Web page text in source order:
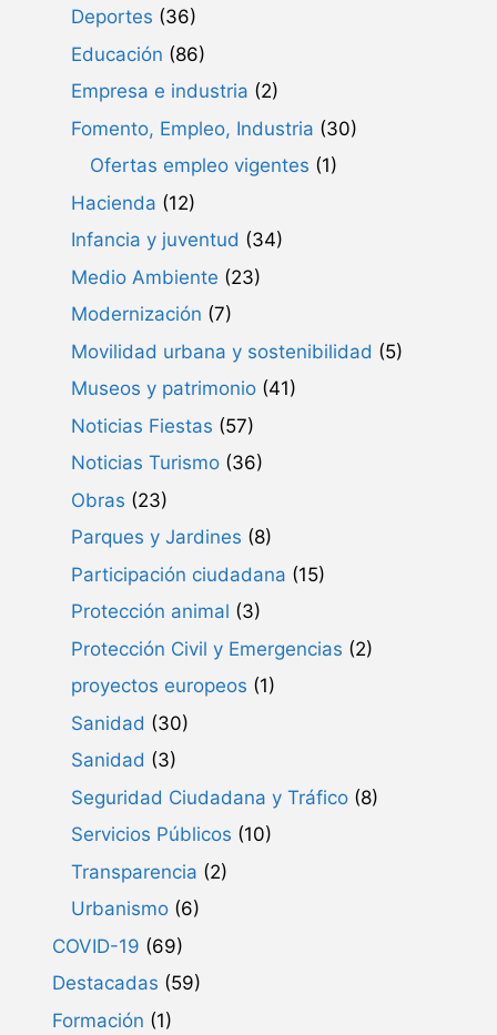
Deportes (36)
Educación (86)
Empresa e industria (2)
Fomento, Empleo, Industria (30)
Ofertas empleo vigentes (1)
Hacienda (12)
Infancia y juventud (34)
Medio Ambiente (23)
Modernización (7)
Movilidad urbana y sostenibilidad (5)
Museos y patrimonio (41)
Noticias Fiestas (57)
Noticias Turismo (36)
Obras (23)
Parques y Jardines (8)
Participación ciudadana (15)
Protección animal (3)
Protección Civil y Emergencias (2)
proyectos europeos (1)
Sanidad (30)
Sanidad (3)
Seguridad Ciudadana y Tráfico (8)
Servicios Públicos (10)
Transparencia (2)
Urbanismo (6)
COVID-19 (69)
Destacadas (59)
Formación (1)